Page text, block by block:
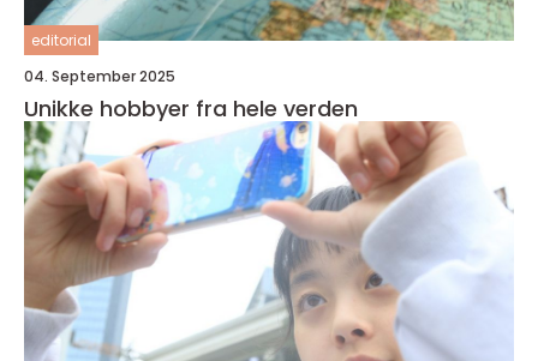
editorial
04. September 2025
Unikke hobbyer fra hele verden